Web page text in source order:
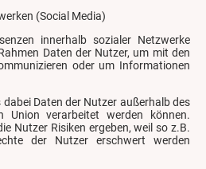
(Social Media)
innerhalb sozialer Netzwerke
Daten der Nutzer, um mit den
oder um Informationen
Daten der Nutzer außerhalb des
Union verarbeitet werden können.
Nutzer Risiken ergeben, weil so z.B.
der Nutzer erschwert werden